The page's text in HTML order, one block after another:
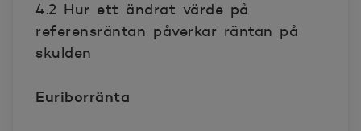
4.2 Hur ett ändrat värde på
referensräntan påverkar räntan på
skulden
Euriborränta